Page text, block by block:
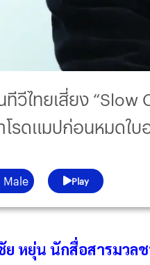
วีไทยเสี่ยง
โรดแมปก่อนหมดใ
Play
หยุ่น นักสื่อสารมวล